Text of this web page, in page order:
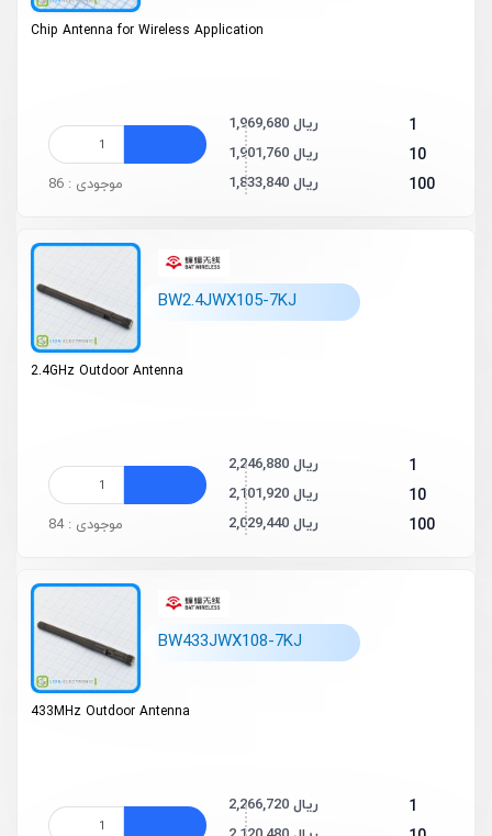
Chip Antenna for Wireless Application
1 1,969,680 ریال
10 1,901,760 ریال
100 1,833,840 ریال موجودی : 86
BW2.4JWX105-7KJ
2.4GHz Outdoor Antenna
1 2,246,880 ریال
10 2,101,920 ریال
100 2,029,440 ریال موجودی : 84
BW433JWX108-7KJ
433MHz Outdoor Antenna
1 2,266,720 ریال